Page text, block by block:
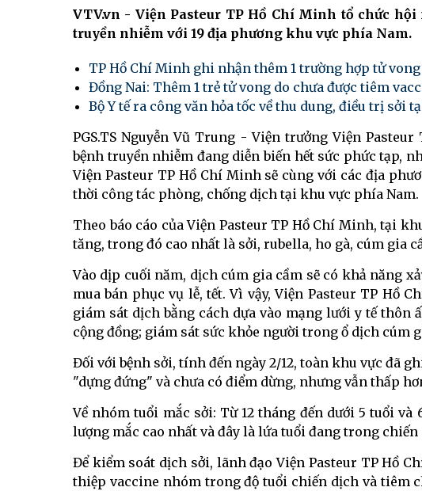
VTV.vn - Viện Pasteur TP Hồ Chí Minh tổ chức
truyền nhiễm với 19 địa phương khu vực phía Nam.
TP Hồ Chí Minh ghi nhận thêm 1 trường hợp tử
Đồng Nai: Thêm 1 trẻ tử vong do chưa được tiêm
Bộ Y tế ra công văn hỏa tốc về thu dung, điều trị sởi
PGS.TS Nguyễn Vũ Trung - Viện trưởng Viện
bệnh truyền nhiễm đang diễn biến hết sức phức tạp,
Viện Pasteur TP Hồ Chí Minh sẽ cùng với các địa
thời công tác phòng, chống dịch tại khu vực phía Nam.
Theo báo cáo của Viện Pasteur TP Hồ Chí Minh, tại
tăng, trong đó cao nhất là sởi, rubella, ho gà, cúm gia
Vào dịp cuối năm, dịch cúm gia cầm sẽ có khả năng
mua bán phục vụ lễ, tết. Vì vậy, Viện Pasteur TP Hồ
giám sát dịch bằng cách dựa vào mạng lưới y tế thôn
cộng đồng; giám sát sức khỏe người trong ổ dịch cúm
Đối với bệnh sởi, tính đến ngày 2/12, toàn khu vực đã
"dựng đứng" và chưa có điểm dừng, nhưng vẫn thấp
Về nhóm tuổi mắc sởi: Từ 12 tháng đến dưới 5 tuổi
lượng mắc cao nhất và đây là lứa tuổi đang trong
Để kiểm soát dịch sởi, lãnh đạo Viện Pasteur TP Hồ
thiệp vaccine nhóm trong độ tuổi chiến dịch và tiêm